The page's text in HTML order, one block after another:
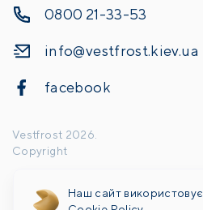
0800 21-33-53
info@vestfrost.kiev.ua
facebook
Vestfrost 2026
Copyright
Handcrafted by
Наш сайт використовує